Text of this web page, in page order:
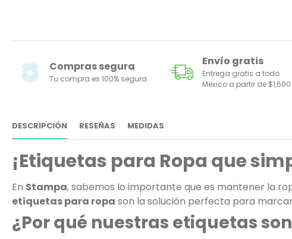
Compras segura
Tu compra es 100% segura
Envío gratis
Entrega gratis a todo
Mexico a partir de $1,600
DESCRIPCIÓN RESEÑAS MEDIDAS
¡Etiquetas para Ropa que
En Stampa, sabemos lo importante que es mantener la
etiquetas para ropa son la solución perfecta para
¿Por qué nuestras etiquetas